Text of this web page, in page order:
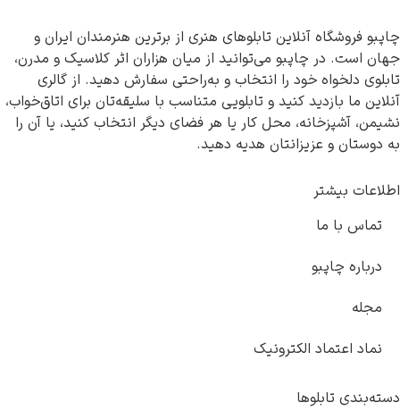
تابلوهای هنری از برترین هنرمندان ایران و
می‌توانید از میان هزاران اثر کلاسیک و مدرن،
را انتخاب و به‌راحتی سفارش دهید. از گالری
و تابلویی متناسب با سلیقه‌تان برای اتاق‌خواب،
محل کار یا هر فضای دیگر انتخاب کنید، یا آن را
هدیه دهید.